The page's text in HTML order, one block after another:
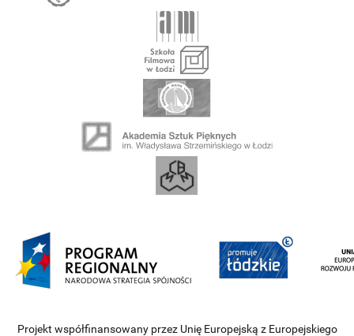
Projekt współfinansowany przez Unię Europejską z Europejskiego